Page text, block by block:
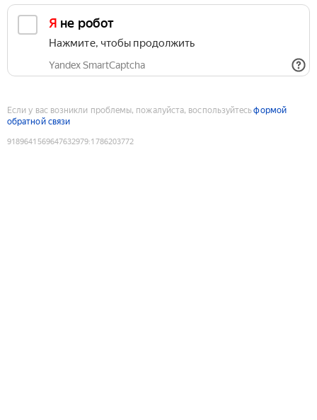
Я не робот
Нажмите, чтобы продолжить
Yandex SmartCaptcha
Если у вас возникли проблемы, пожалуйста, воспользуйтесьформой
обратной связи
9189641569647632979:1786203772